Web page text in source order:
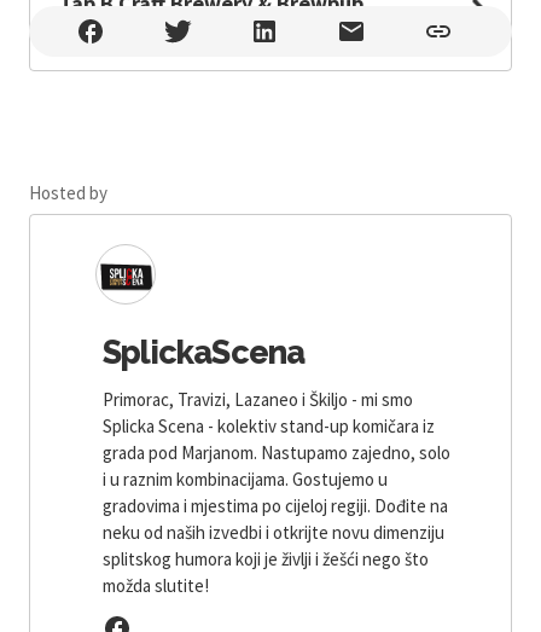
Tap B Craft Brewery & Brewpub , Split
Hosted by
SplickaScena
Primorac, Travizi, Lazaneo i Škiljo - mi smo
Splicka Scena - kolektiv stand-up komičara iz
grada pod Marjanom. Nastupamo zajedno, solo
i u raznim kombinacijama. Gostujemo u
gradovima i mjestima po cijeloj regiji. Dođite na
neku od naših izvedbi i otkrijte novu dimenziju
splitskog humora koji je življi i žešći nego što
možda slutite!